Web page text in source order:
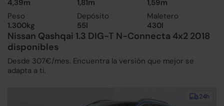
4,39m
1,81m
1,59m
Peso
1.300kg
Depósito
55l
Maletero
430l
Nissan Qashqai 1.3 DIG-T N-Connecta 4x2 2018
disponibles
Desde 307€/mes. Encuentra la versión que mejor se
adapta a ti.
24h